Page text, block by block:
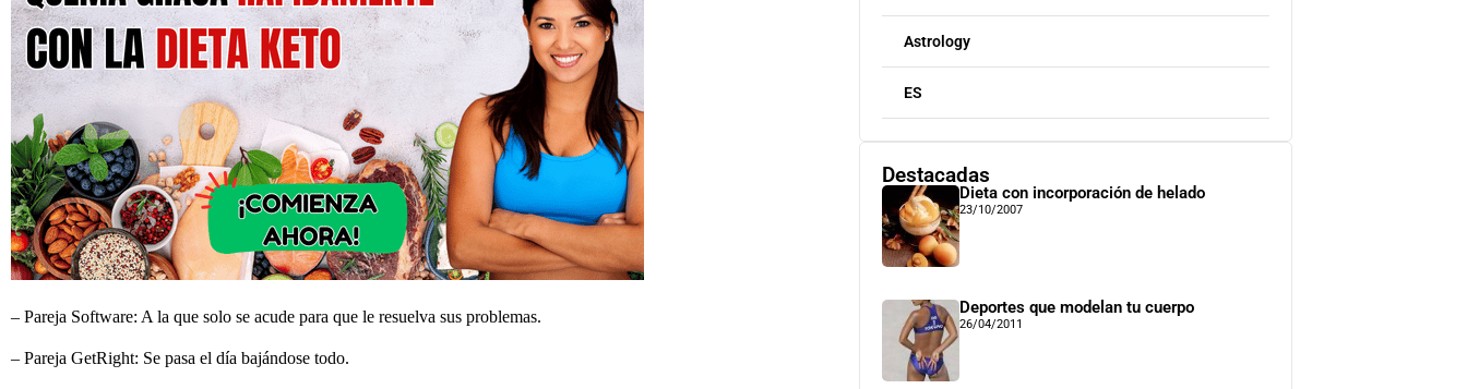
– Pareja Software: A la que solo se acude para que le resuelva sus problemas.
– Pareja GetRight: Se pasa el día bajándose todo.
Astrology
ES
Destacadas
Dieta con incorporación de helado
23/10/2007
Deportes que modelan tu cuerpo
26/04/2011